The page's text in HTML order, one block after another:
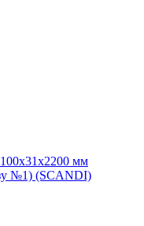
мм
№1) (SCANDI)